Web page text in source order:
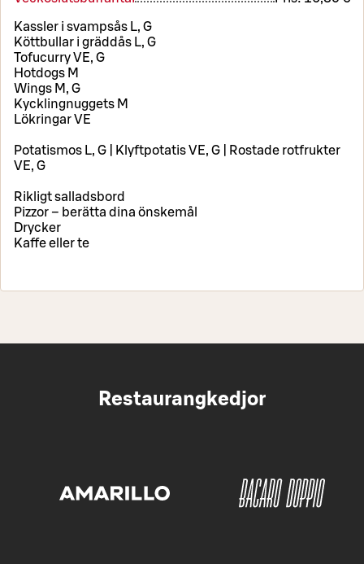
Kassler i svampsås L, G
Köttbullar i gräddås L, G
Tofucurry VE, G
Hotdogs M
Wings M, G
Kycklingnuggets M
Lökringar VE
Potatismos L, G | Klyftpotatis VE, G | Rostade rotfrukter
VE, G
Rikligt salladsbord
Pizzor – berätta dina önskemål
Drycker
Kaffe eller te
Restaurangkedjor